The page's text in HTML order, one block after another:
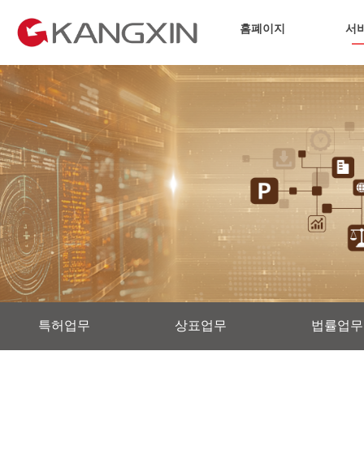
홈폐이지 서
특허업무 상표업무 법률업무